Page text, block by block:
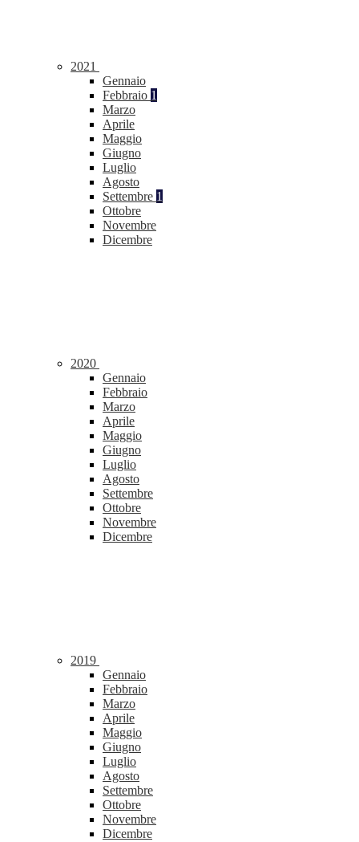
2021
Gennaio
Febbraio 1
Marzo
Aprile
Maggio
Giugno
Luglio
Agosto
Settembre 1
Ottobre
Novembre
Dicembre
2020
Gennaio
Febbraio
Marzo
Aprile
Maggio
Giugno
Luglio
Agosto
Settembre
Ottobre
Novembre
Dicembre
2019
Gennaio
Febbraio
Marzo
Aprile
Maggio
Giugno
Luglio
Agosto
Settembre
Ottobre
Novembre
Dicembre